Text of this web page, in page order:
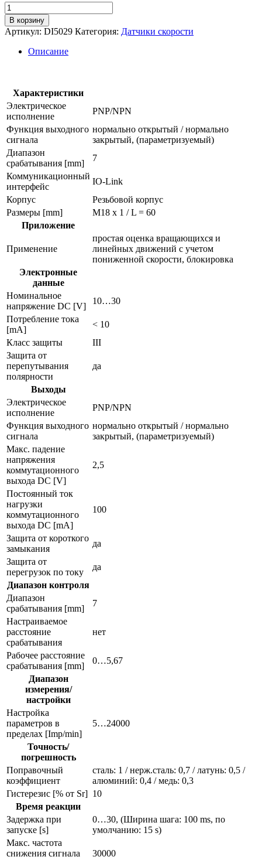
Количество
товара
Компактная
оценочная
электроника
di5029
В корзину
Артикул: DI5029 Категория: Датчики скорости
Описание
Характеристики
Электрическое
исполнение
PNP/NPN
Функция выходного
сигнала
нормально открытый / нормально
закрытый, (параметризуемый)
Диапазон
срабатывания [mm]
7
Коммуникационный
интерфейс
IO-Link
Корпус
Резьбовой корпус
Размеры [mm]
M18 x 1 / L = 60
Приложение
Применение
простая оценка вращающихся и
линейных движений с учетом
пониженной скорости, блокировка
Электронные
данные
Номинальное
напряжение DC [V]
10…30
Потребление тока
[mA]
< 10
Класс защиты
III
Защита от
перепутывания
полярности
да
Выходы
Электрическое
исполнение
PNP/NPN
Функция выходного
сигнала
нормально открытый / нормально
закрытый, (параметризуемый)
Макс. падение
напряжения
коммутационного
выхода DC [V]
2,5
Постоянный ток
нагрузки
коммутационного
выхода DC [mA]
100
Защита от короткого
замыкания
да
Защита от
перегрузок по току
да
Диапазон контроля
Диапазон
срабатывания [mm]
7
Настраиваемое
расстояние
срабатывания
нет
Рабочее расстояние
срабатывания [mm]
0…5,67
Диапазон
измерения/
настройки
Настройка
параметров в
пределах [Imp/min]
5…24000
Точность/
погрешность
Поправочный
коэффициент
сталь: 1 / нерж.сталь: 0,7 / латунь: 0,5 /
алюминий: 0,4 / медь: 0,3
Гистерезис [% от Sr] 10
Время реакции
Задержка при
запуске [s]
0…30, (Ширина шага: 100 ms, по
умолчанию: 15 s)
Макс. частота
снижения сигнала
30000